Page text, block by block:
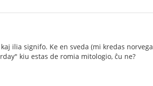
ilia signifo. Ke en sveda (mi kredas
kiu estas de romia mitologio, ĉu ne?